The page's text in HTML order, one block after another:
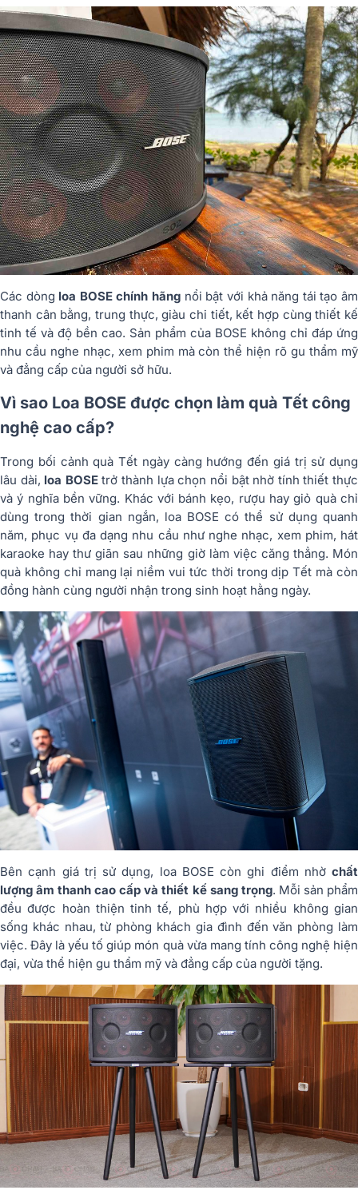
Các dòng loa BOSE chính hãng nổi bật với khả năng tái tạo âm
thanh cân bằng, trung thực, giàu chi tiết, kết hợp cùng thiết kế
tinh tế và độ bền cao. Sản phẩm của BOSE không chỉ đáp ứng
nhu cầu nghe nhạc, xem phim mà còn thể hiện rõ gu thẩm mỹ
và đẳng cấp của người sở hữu.
Vì sao Loa BOSE được chọn làm quà Tết công
nghệ cao cấp?
Trong bối cảnh quà Tết ngày càng hướng đến giá trị sử dụng
lâu dài, loa BOSEtrở thành lựa chọn nổi bật nhờ tính thiết thực
và ý nghĩa bền vững. Khác với bánh kẹo, rượu hay giỏ quà chỉ
dùng trong thời gian ngắn, loa BOSE có thể sử dụng quanh
năm, phục vụ đa dạng nhu cầu như nghe nhạc, xem phim, hát
karaoke hay thư giãn sau những giờ làm việc căng thẳng. Món
quà không chỉ mang lại niềm vui tức thời trong dịp Tết mà còn
đồng hành cùng người nhận trong sinh hoạt hằng ngày.
Bên cạnh giá trị sử dụng, loa BOSE còn ghi điểm nhờ chất
lượng âm thanh cao cấp và thiết kế sang trọng. Mỗi sản phẩm
đều được hoàn thiện tinh tế, phù hợp với nhiều không gian
sống khác nhau, từ phòng khách gia đình đến văn phòng làm
việc. Đây là yếu tố giúp món quà vừa mang tính công nghệ hiện
đại, vừa thể hiện gu thẩm mỹ và đẳng cấp của người tặng.